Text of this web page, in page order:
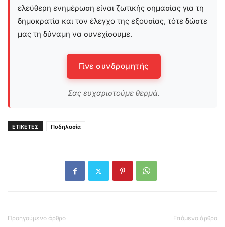
ελεύθερη ενημέρωση είναι ζωτικής σημασίας για τη
δημοκρατία και τον έλεγχο της εξουσίας, τότε δώστε
μας τη δύναμη να συνεχίσουμε.
Γίνε συνδρομητής
Σας ευχαριστούμε θερμά.
ΕΤΙΚΕΤΕΣ Ποδηλασία
Προηγούμενο άρθρο Επόμενο άρθρο